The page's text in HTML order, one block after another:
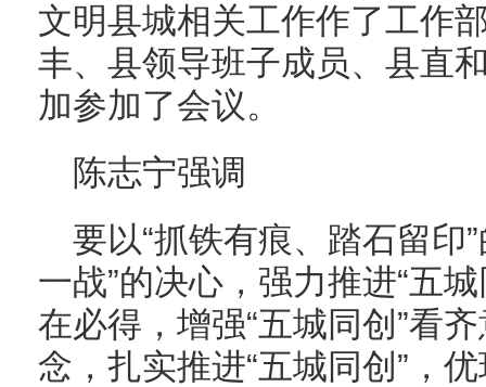
文明县城相关工作作了工作
丰、县领导班子成员、县直
加参加了会议。
陈志宁强调
要以“抓铁有痕、踏石留印
一战”的决心，强力推进“五
在必得，增强“五城同创”看
念，扎实推进“五城同创”，